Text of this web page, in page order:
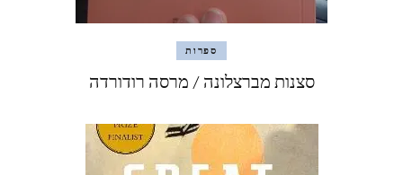
ספרות
סצנות מברצלונה / מרסה רודורדה